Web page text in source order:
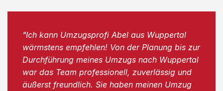
"Ich kann Umzugsprofi Abel aus Wuppertal
wärmstens empfehlen! Von der Planung bis zur
Durchführung meines Umzugs nach Wuppertal
war das Team professionell, zuverlässig und
äußerst freundlich. Sie haben meinen Umzug